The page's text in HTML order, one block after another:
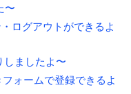
〜
ログアウトができるよ
ましたよ〜
ォームで登録できるよ